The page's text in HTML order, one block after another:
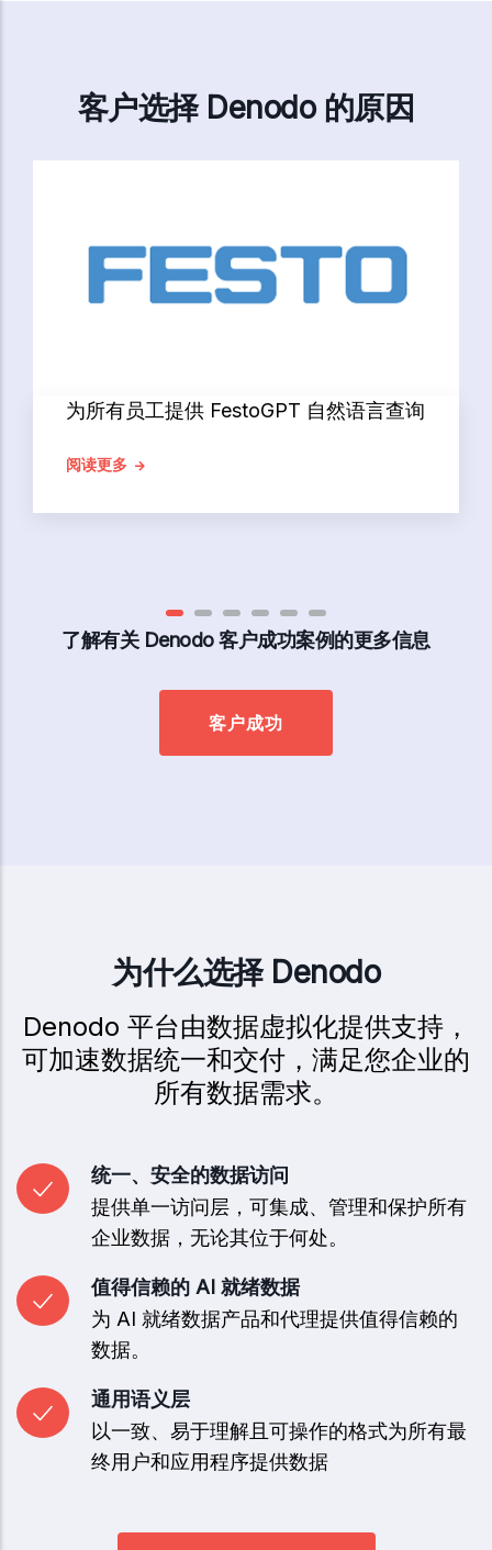
客户选择 Denodo 的原因
为所有员工提供 FestoGPT 自然语言查询
阅读更多
了解有关 Denodo 客户成功案例的更多信息
客户成功
为什么选择 Denodo
Denodo 平台由数据虚拟化提供支持，
可加速数据统一和交付，满足您企业的
所有数据需求。
统一、安全的数据访问
提供单一访问层，可集成、管理和保护所有
企业数据，无论其位于何处。
值得信赖的 AI 就绪数据
为 AI 就绪数据产品和代理提供值得信赖的
数据。
通用语义层
以一致、易于理解且可操作的格式为所有最
终用户和应用程序提供数据